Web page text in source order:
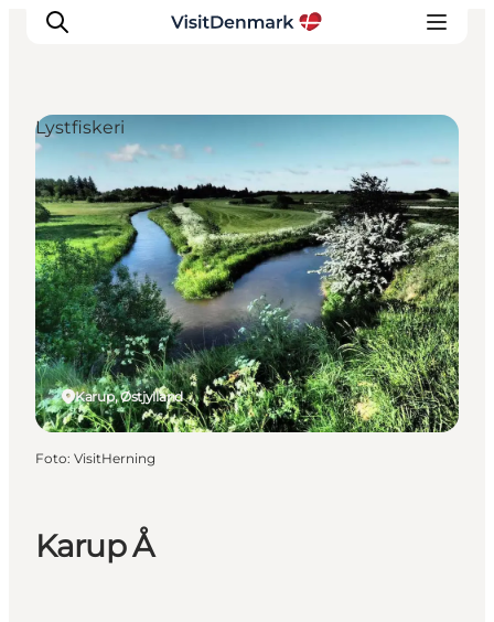
Inspiration
Destinationer
Oplevelser
Overnatning
Planlæg ferien
Karup Å
Karup, Østjylland
Lystfiskeri
Foto: VisitHerning